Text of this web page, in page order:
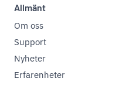
Allmänt
Om oss
Support
Nyheter
Erfarenheter